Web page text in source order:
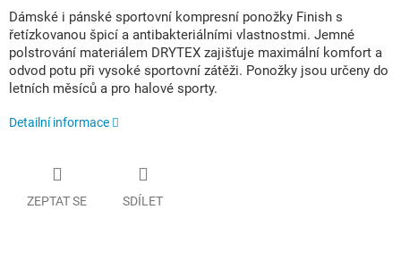
Dámské i pánské sportovní kompresní ponožky Finish s
řetízkovanou špicí a antibakteriálními vlastnostmi. Jemné
polstrování materiálem DRYTEX zajišťuje maximální komfort a
odvod potu při vysoké sportovní zátěži. Ponožky jsou určeny do
letních měsíců a pro halové sporty.
Detailní informace
ZEPTAT SE SDÍLET